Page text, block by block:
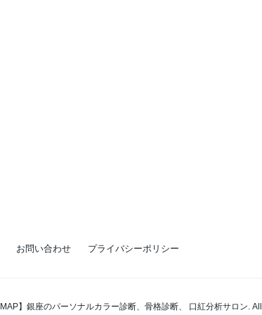
お問い合わせ プライバシーポリシー
】銀座のパーソナルカラー診断、骨格診断、 口紅分析サロン.